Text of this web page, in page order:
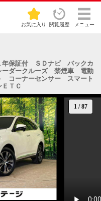
お気に入り 閲覧履歴 メニュー
保証付 ＳＤナビ バックカ
ダークルーズ 禁煙車 電動
コーナーセンサー スマート
ＴＣ
1 /87